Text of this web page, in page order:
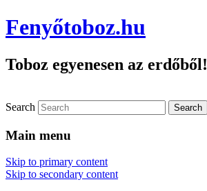
Fenyőtoboz.hu
Toboz egyenesen az erdőből!
Search
Main menu
Skip to primary content
Skip to secondary content